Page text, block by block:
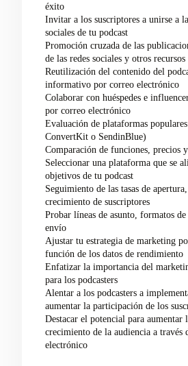
éxito
Invitar a los suscriptores a unirse a
sociales de tu podcast
Promoción cruzada de las
de las redes sociales y otros recursos
Reutilización del contenido del
informativo por correo electrónico
Colaborar con huéspedes e
por correo electrónico
Evaluación de plataformas
ConvertKit o SendinBlue)
Comparación de funciones, precios
Seleccionar una plataforma que se
objetivos de tu podcast
Seguimiento de las tasas de
crecimiento de suscriptores
Probar líneas de asunto, formatos
envío
Ajustar tu estrategia de marketing
función de los datos de rendimiento
Enfatizar la importancia del
para los podcasters
Alentar a los podcasters a
aumentar la participación de los
Destacar el potencial para
crecimiento de la audiencia a
electrónico